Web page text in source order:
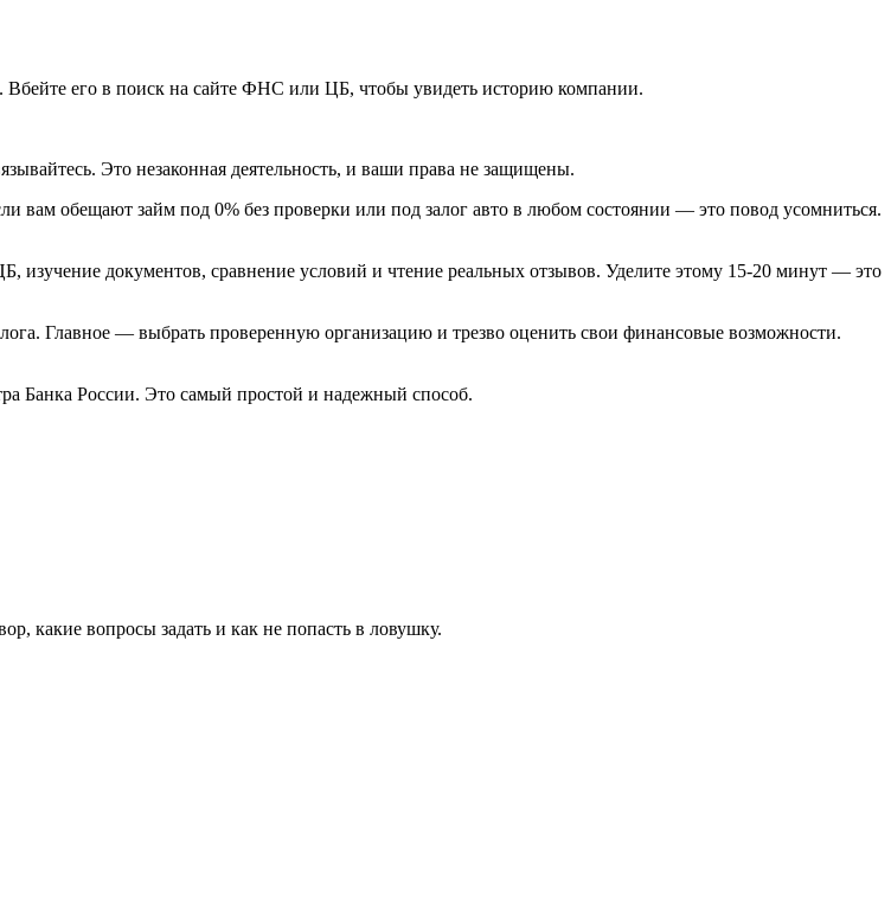
его в поиск на сайте ФНС или ЦБ, чтобы увидеть историю компании.
Это незаконная деятельность, и ваши права не защищены.
вам обещают займ под 0% без проверки или под залог авто в любом состоянии — это повод усомниться.
документов, сравнение условий и чтение реальных отзывов. Уделите этому 15-20 минут — это
Главное — выбрать проверенную организацию и трезво оценить свои финансовые возможности.
Банка России. Это самый простой и надежный способ.
какие вопросы задать и как не попасть в ловушку.